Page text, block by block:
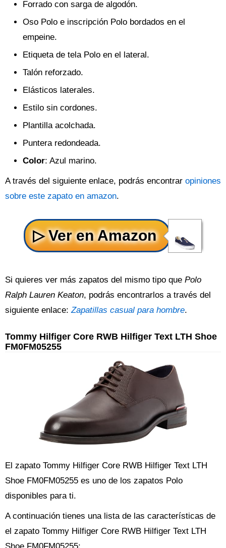
Forrado con sarga de algodón.
Oso Polo e inscripción Polo bordados en el
empeine.
Etiqueta de tela Polo en el lateral.
Talón reforzado.
Elásticos laterales.
Estilo sin cordones.
Plantilla acolchada.
Puntera redondeada.
Color: Azul marino.
A través del siguiente enlace, podrás encontrar opiniones
sobre este zapato en amazon.
Si quieres ver más zapatos del mismo tipo que Polo
Ralph Lauren Keaton, podrás encontrarlos a través del
siguiente enlace:Zapatillas casual para hombre.
Tommy Hilfiger Core RWB Hilfiger Text LTH Shoe
FM0FM05255
El zapato Tommy Hilfiger Core RWB Hilfiger Text LTH
Shoe FM0FM05255 es uno de los zapatos Polo
disponibles para ti.
A continuación tienes una lista de las características de
el zapato Tommy Hilfiger Core RWB Hilfiger Text LTH